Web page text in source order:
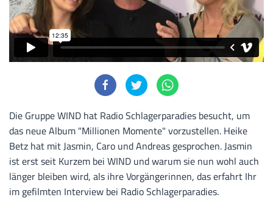
Die Gruppe WIND hat Radio Schlagerparadies besucht, um
das neue Album "Millionen Momente" vorzustellen. Heike
Betz hat mit Jasmin, Caro und Andreas gesprochen. Jasmin
ist erst seit Kurzem bei WIND und warum sie nun wohl auch
länger bleiben wird, als ihre Vorgängerinnen, das erfahrt Ihr
im gefilmten Interview bei Radio Schlagerparadies.